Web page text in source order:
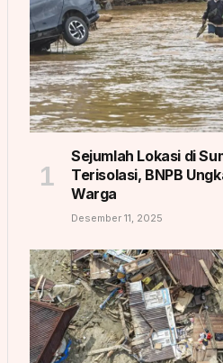
Sejumlah Lokasi di
Terisolasi, BNPB
Warga
Desember 11, 2025